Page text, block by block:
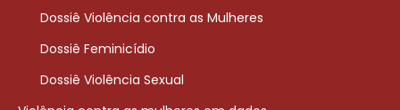
Dossiê Violência contra as Mulheres
Dossiê Feminicídio
Dossiê Violência Sexual